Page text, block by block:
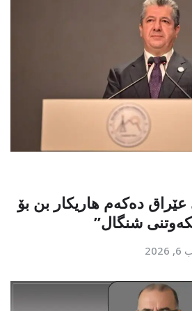
دەكەم هاریكار بن بۆ
شنگال”